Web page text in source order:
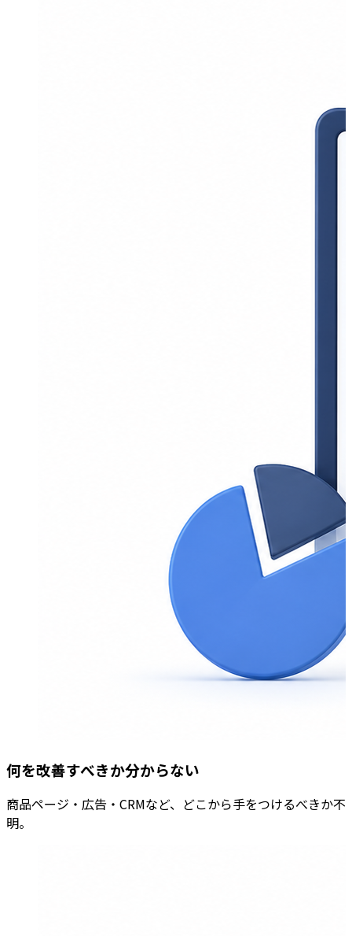
何を改善すべきか分からない
商品ページ・広告・CRMなど、どこから手をつけるべきか不
明。